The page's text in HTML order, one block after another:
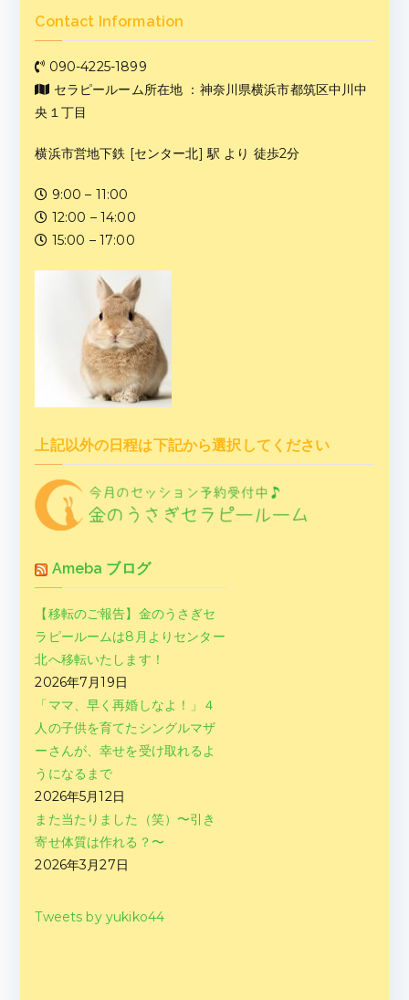
Contact Information
090-4225-1899
セラピールーム所在地 ：神奈川県横浜市都筑区中川中
央１丁目
横浜市営地下鉄 [センター北] 駅 より 徒歩2分
9:00 – 11:00
12:00 – 14:00
15:00 – 17:00
上記以外の日程は下記から選択してください
Ameba ブログ
【移転のご報告】金のうさぎセ
ラピールームは8月よりセンター
北へ移転いたします！
2026年7月19日
「ママ、早く再婚しなよ！」４
人の子供を育てたシングルマザ
ーさんが、幸せを受け取れるよ
うになるまで
2026年5月12日
また当たりました（笑）〜引き
寄せ体質は作れる？〜
2026年3月27日
Tweets by yukiko44